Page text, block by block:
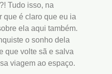
Tudo isso, na
que é claro que eu ia
ela aqui também.
o sonho dela
que volte sã e salva
viagem ao espaço.